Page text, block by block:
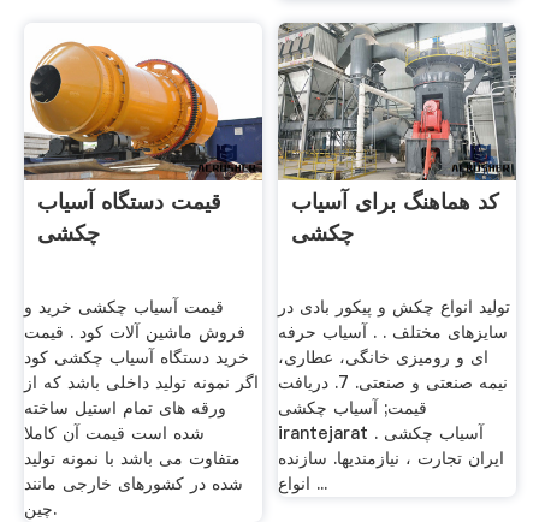
قیمت دستگاه آسیاب
چکشی
قیمت آسیاب چکشی خرید و
فروش ماشین آلات کود . قیمت
خرید دستگاه آسیاب چکشی کود
اگر نمونه تولید داخلی باشد که از
ورقه های تمام استیل ساخته
شده است قیمت آن کاملا
متفاوت می باشد با نمونه تولید
شده در کشورهای خارجی مانند
چین.
کد هماهنگ برای آسیاب
چکشی
تولید انواع چکش و پیکور بادی در
سایزهای مختلف . . آسیاب حرفه
ای و رومیزی خانگی، عطاری،
نیمه صنعتی و صنعتی. 7. دریافت
قیمت; آسیاب چکشی
irantejarat . آسیاب چکشی
ایران تجارت ، نیازمندیها. سازنده
انواع ...